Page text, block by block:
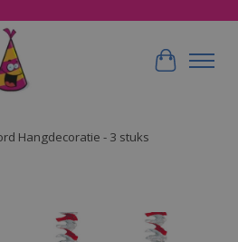
Hangdecoratie - 3 stuks
slideshow Items